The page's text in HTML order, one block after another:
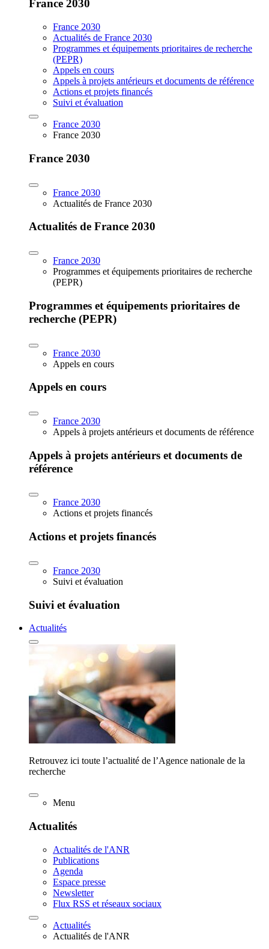
France 2030
France 2030
Actualités de France 2030
Programmes et équipements prioritaires de recherche
(PEPR)
Appels en cours
Appels à projets antérieurs et documents de référence
Actions et projets financés
Suivi et évaluation
France 2030
France 2030
France 2030
France 2030
Actualités de France 2030
Actualités de France 2030
France 2030
Programmes et équipements prioritaires de recherche
(PEPR)
Programmes et équipements prioritaires de
recherche (PEPR)
France 2030
Appels en cours
Appels en cours
France 2030
Appels à projets antérieurs et documents de référence
Appels à projets antérieurs et documents de
référence
France 2030
Actions et projets financés
Actions et projets financés
France 2030
Suivi et évaluation
Suivi et évaluation
Actualités
Retrouvez ici toute l’actualité de l’Agence nationale de la
recherche
Menu
Actualités
Actualités de l'ANR
Publications
Agenda
Espace presse
Newsletter
Flux RSS et réseaux sociaux
Actualités
Actualités de l'ANR